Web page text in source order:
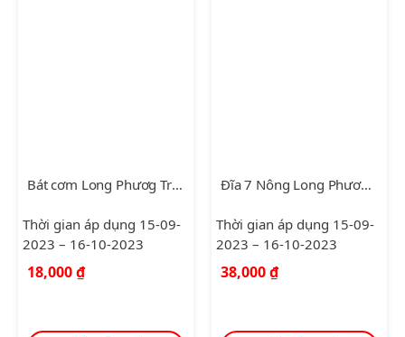
Bát cơm Long Phươg Trắng
Thời gian áp dụng 15-09-
2023 – 16-10-2023
18,000₫
Đĩa 7 Nông Long Phương Trắng
Thời gian áp dụng 15-09-
2023 – 16-10-2023
38,000₫